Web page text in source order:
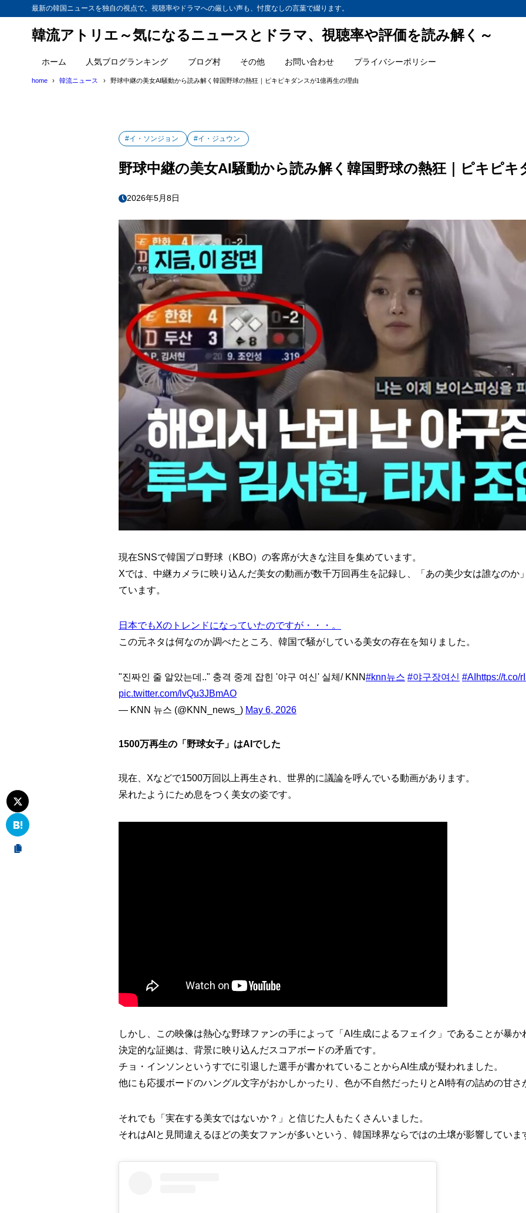
最新の韓国ニュースを独自の視点で。視聴率やドラマへの厳しい声も、忖度なしの言葉で綴ります。
韓流アトリエ～気になるニュースとドラマ、視聴率や評価を読み解く～
ホーム 人気ブログランキング ブログ村 その他 お問い合わせ プライバシーポリシー
home 韓流ニュース 野球中継の美女AI騒動から読み解く韓国野球の熱狂｜ピキピキダンスが1億再生の理由
#イ・ソンジョン #イ・ジュウン
野球中継の美女AI騒動から読み解く韓国野球の熱狂｜ピキピキ
2026年5月8日
現在SNSで韓国プロ野球（KBO）の客席が大きな注目を集めています。
Xでは、中継カメラに映り込んだ美女の動画が数千万回再生を記録し、「あの美少女は誰なのか
ています。
日本でもXのトレンドになっていたのですが・・・。
この元ネタは何なのか調べたところ、韓国で騒がしている美女の存在を知りました。
"진짜인 줄 알았는데.." 충격 중계 잡힌 '야구 여신' 실체/ KNN#knn뉴스 #야구장여신 #AI https://t.co/
pic.twitter.com/lvQu3JBmAO
— KNN 뉴스 (@KNN_news_) May 6, 2026
1500万再生の「野球女子」はAIでした
現在、Xなどで1500万回以上再生され、世界的に議論を呼んでいる動画があります。
呆れたようにため息をつく美女の姿です。
しかし、この映像は熱心な野球ファンの手によって「AI生成によるフェイク」であることが暴か
決定的な証拠は、背景に映り込んだスコアボードの矛盾です。
チョ・インソンというすでに引退した選手が書かれていることからAI生成が疑われました。
他にも応援ボードのハングル文字がおかしかったり、色が不自然だったりとAI特有の詰めの甘さ
それでも「実在する美女ではないか？」と信じた人もたくさんいました。
それはAIと見間違えるほどの美女ファンが多いという、韓国球界ならではの土壌が影響していま